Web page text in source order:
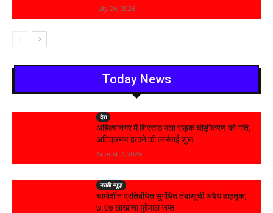
July 26, 2026
Today News
देश
अहिल्यानगर में शिरसाठ मला सड़क चौड़ीकरण को गति,
अतिक्रमण हटाने की कार्रवाई शुरू
August 7, 2026
मराठी न्यूज़
चामोर्शीत प्रतिबंधित सुगंधित तंबाखूची अवैध वाहतूक;
₹७.६७ लाखांचा मुद्देमाल जप्त